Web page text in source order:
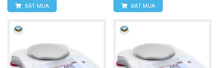
ĐẶT MUA ĐẶT MUA